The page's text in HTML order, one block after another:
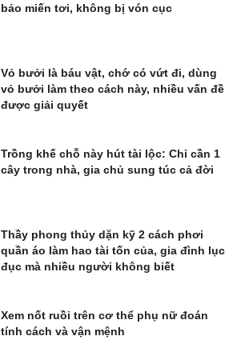
bảo miến tơi, không bị vón cục
Vỏ bưởi là báu vật, chớ có vứt đi, dùng
vỏ bưởi làm theo cách này, nhiều vấn đề
được giải quyết
Trồng khế chỗ này hút tài lộc: Chỉ cần 1
cây trong nhà, gia chủ sung túc cả đời
Thầy phong thủy dặn kỹ 2 cách phơi
quần áo làm hao tài tốn của, gia đình lục
đục mà nhiều người không biết
Xem nốt ruồi trên cơ thể phụ nữ đoán
tính cách và vận mệnh